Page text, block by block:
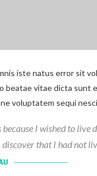
iste natus error sit
vitae dicta sunt
voluptatem sequi
because I wished to
discover that I had not